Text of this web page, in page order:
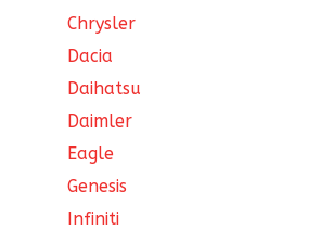
Chrysler
Dacia
Daihatsu
Daimler
Eagle
Genesis
Infiniti